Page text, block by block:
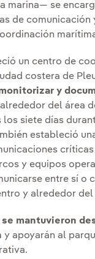
marina— se
de comunicación
un centro de
costera de
y
del área
los siete días
estableció
y equipos
entre sí o
y alrededor del
se mantuvieron
y apoyarán al